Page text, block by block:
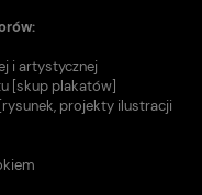
i artystycznej
[skup plakatów]
projekty ilustracji